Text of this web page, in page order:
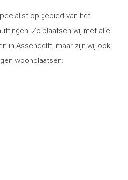
op gebied van het
Zo plaatsen wij met alle
in Assendelft, maar zijn wij ook
woonplaatsen: